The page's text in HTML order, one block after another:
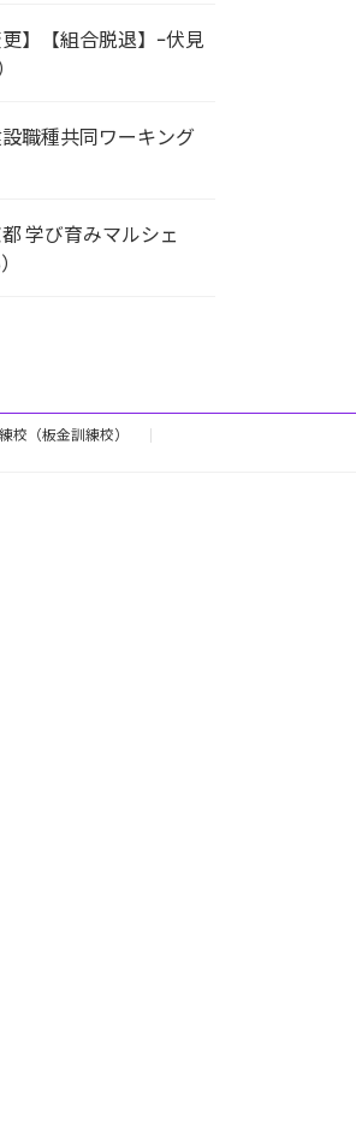
】【組合脱退】ｰ伏見
職種共同ワーキング
学び育みマルシェ
校（板金訓練校）